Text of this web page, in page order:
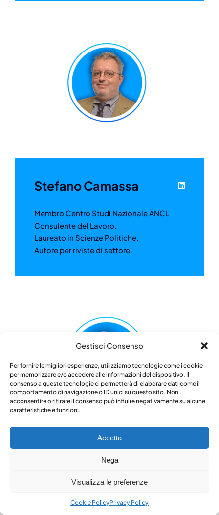
Gestisci Consenso
Per fornire le migliori esperienze, utilizziamo tecnologie come i cookie
per memorizzare e/o accedere alle informazioni del dispositivo. Il
consenso a queste tecnologie ci permetterà di elaborare dati come il
comportamento di navigazione o ID unici su questo sito. Non
acconsentire o ritirare il consenso può influire negativamente su alcune
caratteristiche e funzioni.
Accetta
Nega
Visualizza le preferenze
Cookie PolicyPrivacy Policy
Stefano Camassa
Membro Centro Studi Nazionale ANCL
Consulente del Lavoro.
Laureato in Scienze Politiche.
Autore per riviste di settore.
Enrico Gragnoli
Professore Ordinario di Diritto del Lavoro
dell’Università di Parma.